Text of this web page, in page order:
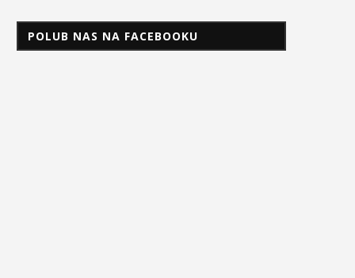
POLUB NAS NA FACEBOOKU